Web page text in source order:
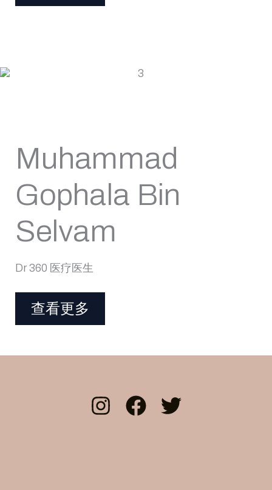
Muhammad
Gophala Bin
Selvam
Dr 360 医疗医生
查看更多